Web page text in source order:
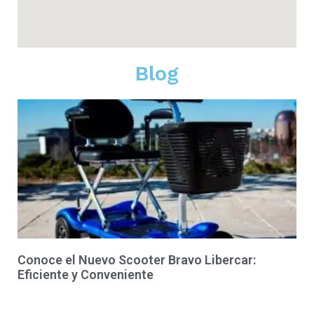
Blog
Conoce el Nuevo Scooter Bravo Libercar:
Eficiente y Conveniente